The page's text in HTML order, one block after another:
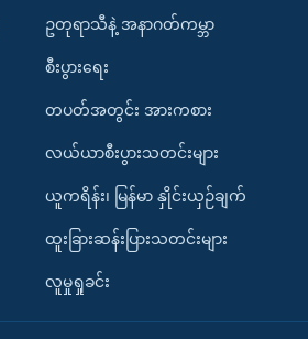
ဥတုရာသီနဲ့ အနာဂတ်ကမ္ဘာ
စီးပွားရေး
တပတ်အတွင်း အားကစား
လယ်ယာစီးပွားသတင်းများ
ယူကရိန်း၊ မြန်မာ နှိုင်းယှဉ်ချက်
ထူးခြားဆန်းပြားသတင်းများ
လူမှုရှုခင်း